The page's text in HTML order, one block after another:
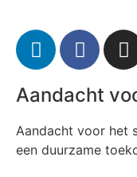
Aandacht
Aandacht voor het
een duurzame